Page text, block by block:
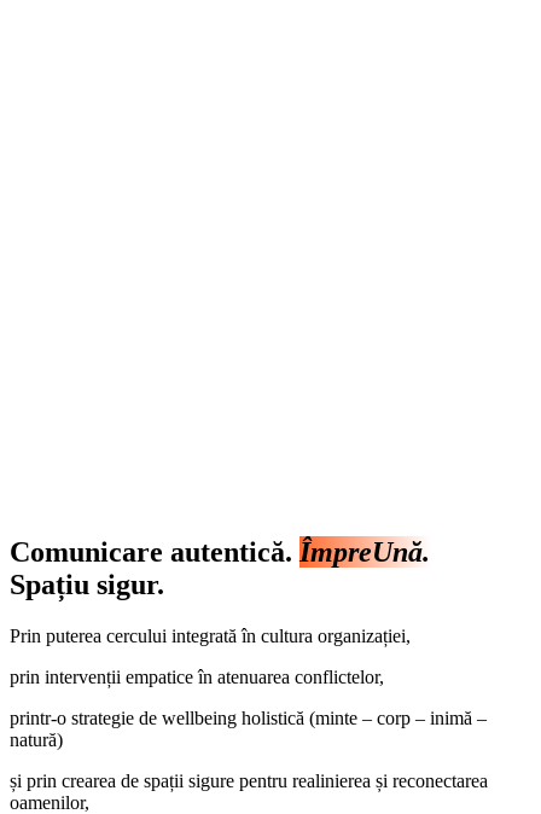
Comunicare autentică. ÎmpreUnă.
Spațiu sigur.
Prin puterea cercului integrată în cultura organizației,
prin intervenții empatice în atenuarea conflictelor,
printr-o strategie de wellbeing holistică (minte – corp – inimă –
natură)
și prin crearea de spații sigure pentru realinierea și reconectarea
oamenilor,